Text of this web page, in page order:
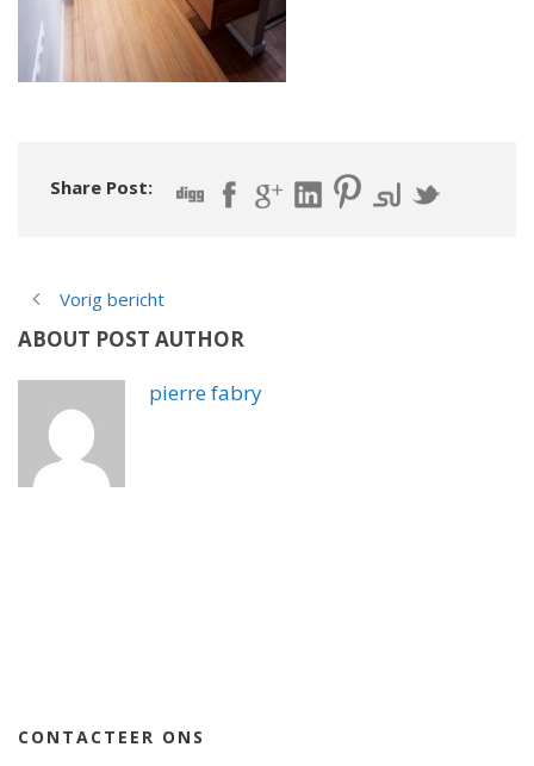
Share Post:
Vorig bericht
ABOUT POST AUTHOR
pierre fabry
CONTACTEER ONS